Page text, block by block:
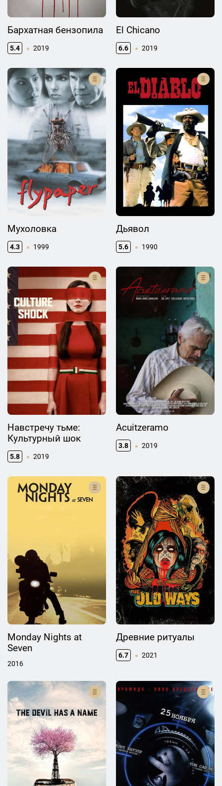
Бархатная бензопила
5.4 2019
El Chicano
6.6 2019
Мухоловка
4.3 1999
Дьявол
5.6 1990
Навстречу тьме:
Культурный шок
5.8 2019
Acuitzeramo
3.8 2019
Monday Nights at
Seven
2016
Древние ритуалы
6.7 2021